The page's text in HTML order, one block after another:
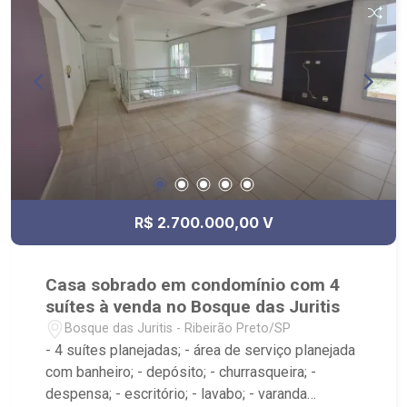
R$ 2.700.000,00 V
Casa sobrado em condomínio com 4
suítes à venda no Bosque das Juritis
Bosque das Juritis - Ribeirão Preto/SP
- 4 suítes planejadas; - área de serviço planejada
com banheiro; - depósito; - churrasqueira; -
despensa; - escritório; - lavabo; - varanda